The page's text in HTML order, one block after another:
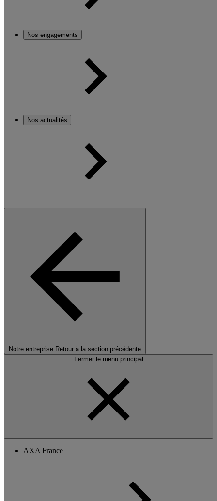
Nos engagements
Nos actualités
Notre entreprise Retour à la section précédente
Fermer le menu principal
AXA France